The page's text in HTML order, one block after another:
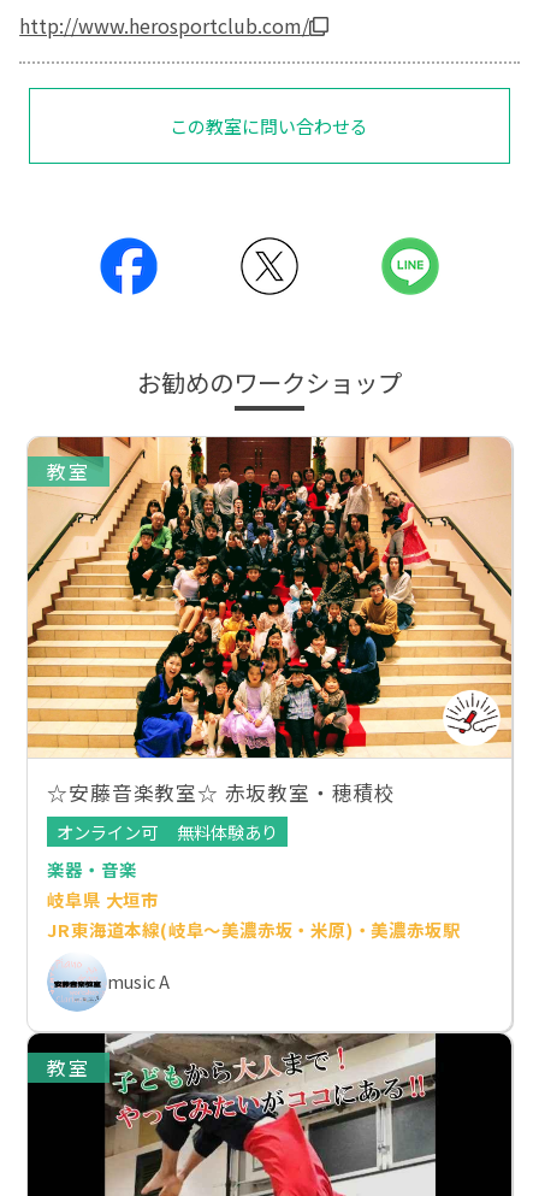
http://www.herosportclub.com/
この教室に問い合わせる
お勧めのワークショップ
教室
☆安藤音楽教室☆ 赤坂教室・穂積校
オンライン可
無料体験あり
楽器・音楽
岐阜県 大垣市
JR東海道本線(岐阜～美濃赤坂・米原)・美濃赤坂駅
music A
教室